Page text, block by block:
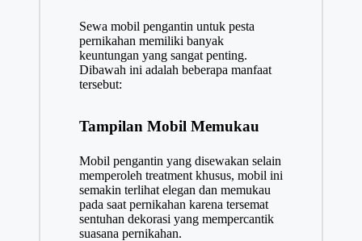
Sewa mobil pengantin untuk pesta
pernikahan memiliki banyak
keuntungan yang sangat penting.
Dibawah ini adalah beberapa manfaat
tersebut:
Tampilan Mobil Memukau
Mobil pengantin yang disewakan selain
memperoleh treatment khusus, mobil ini
semakin terlihat elegan dan memukau
pada saat pernikahan karena tersemat
sentuhan dekorasi yang mempercantik
suasana pernikahan.